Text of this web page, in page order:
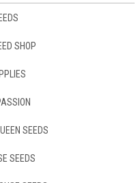
SHOP
SEEDS
SEEDS